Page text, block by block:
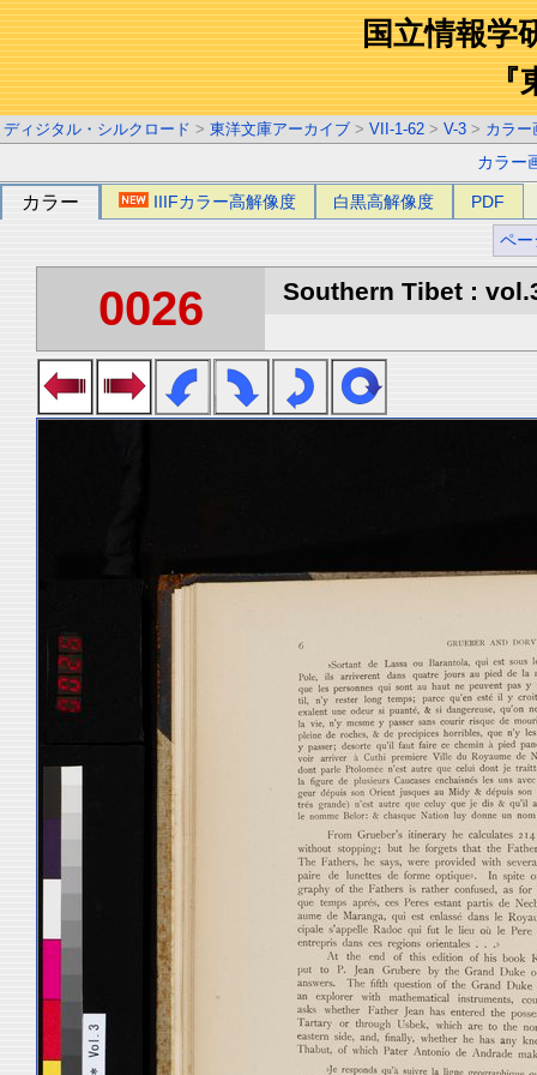
国立情報学
『
ディジタル・シルクロード > 東洋文庫アーカイブ > VII-1-62 > V-3 > カラー
カラー
カラー IIIFカラー高解像度 白黒高解像度 PDF
ペー
0026 Southern Tibet :